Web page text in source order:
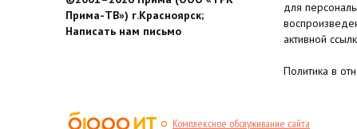
Прима-ТВ») г.Красноярск;
Написать нам письмо
для
активной
Политика в
Комплексное обслуживание сайта